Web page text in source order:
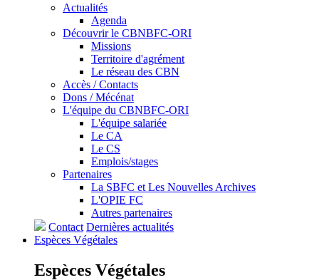
Actualités
Agenda
Découvrir le CBNBFC-ORI
Missions
Territoire d'agrément
Le réseau des CBN
Accès / Contacts
Dons / Mécénat
L'équipe du CBNBFC-ORI
L'équipe salariée
Le CA
Le CS
Emplois/stages
Partenaires
La SBFC et Les Nouvelles Archives
L'OPIE FC
Autres partenaires
Contact Dernières actualités
Espèces Végétales
Espèces Végétales